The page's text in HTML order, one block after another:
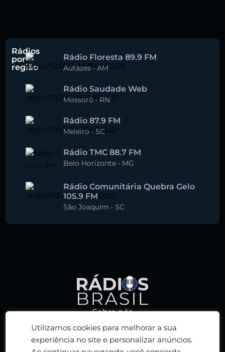
Utilizamos cookies para melhorar a sua
experiência no site e personalizar anúncios.
Rádios
por
região
Rádio Floresta 89.9 FM
Autazes-AM
Rádio Saudade Web
Mossoró-RN
Rádio 87.9 FM
Meleiro-SC
Rádio TMC 88.7 FM
Belo Horizonte - MG
Rádio Comunitária Quebra Gelo
105.9 FM
São Joaquim - SC
Sobre nós
Política de privacidade
Termos de serviço